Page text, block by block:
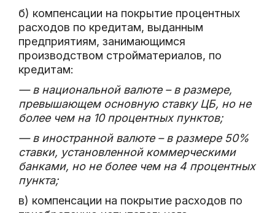
б) компенсации на покрытие процентных
расходов по кредитам, выданным
предприятиям, занимающимся
производством стройматериалов, по
кредитам:
— в национальной валюте – в размере,
превышающем основную ставку ЦБ, но не
более чем на 10 процентных пунктов;
— в иностранной валюте – в размере 50%
ставки, установленной коммерческими
банками, но не более чем на 4 процентных
пункта;
в) компенсации на покрытие расходов по